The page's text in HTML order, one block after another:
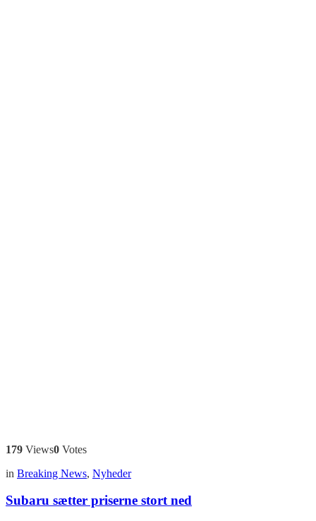
179 Views0 Votes
in Breaking News, Nyheder
Subaru sætter priserne stort ned